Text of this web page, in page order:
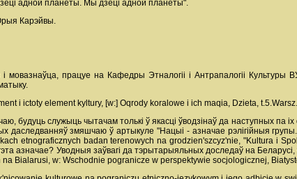
адной планеты. Мы дзеці адной планеты".
Карэйвы.
і мовазнаўца, працуе на Кафедры Этналогіі і Антрапалогіі
i ictoty element kyltury, [w:] Oqrody koralowe i ich maqia, Dzieta,
будуць служыць чытачам толькі ў якасці ўводзінаў да наступных па
даследванняў змяшчаю ў артыкуле "Нацыі - азначае рэлігійныя
etnograficznych badan terenowych na grodzien'szcyz'nie, "Kultura i
азначае? Уводныя заўвагі да тэрытарыяльных доследаў на
Bialarusi, w: Wschodnie pogranicze w perspektywie socjologicznej,